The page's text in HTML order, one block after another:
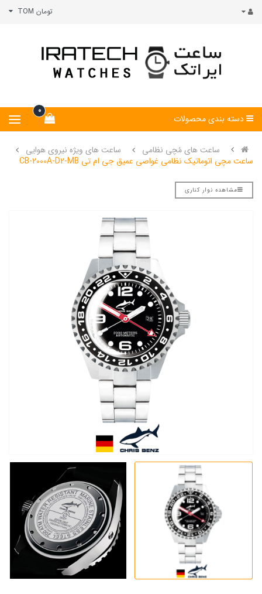
تومان TOM
0
دسته بندی محصولات
ساعت های مُچی نظامی
ساعت های ویژه نیروی هوایی
ساعت مچی اتوماتیک نظامی غواصی عمیق جی ام تی CB-2000A-D2-MB
مشاهده نوار کناری